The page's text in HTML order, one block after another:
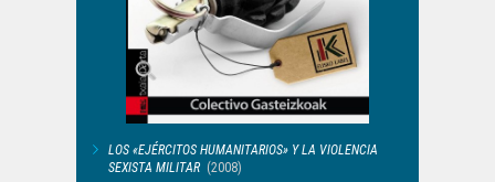
LOS «EJÉRCITOS HUMANITARIOS» Y LA VIOLENCIA
SEXISTA MILITAR (2008)